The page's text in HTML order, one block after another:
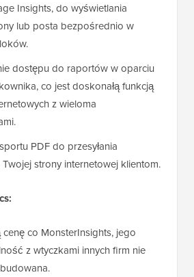
Insights, do wyświetlania
lub posta bezpośrednio w
dostępu do raportów w oparciu
co jest doskonałą funkcją
z wieloma
PDF do przesyłania
strony internetowej klientom.
cenę co MonsterInsights, jego
z wtyczkami innych firm nie